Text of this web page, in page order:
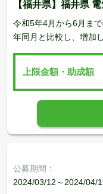
【福井県】福井県
令和5年4⽉から6⽉ま
年同⽉と比較し、増加
上限金額・助成額
公募期間：
2024/03/12～2024/04/